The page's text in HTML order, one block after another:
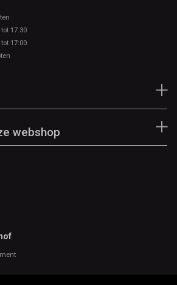
tot 17.30
tot 17:00
webshop